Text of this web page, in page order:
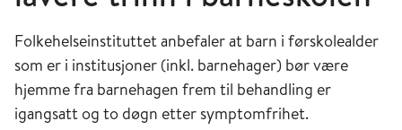
Folkehelseinstituttet anbefaler at barn i førskolealder
som er i institusjoner (inkl. barnehager) bør være
hjemme fra barnehagen frem til behandling er
igangsatt og to døgn etter symptomfrihet.